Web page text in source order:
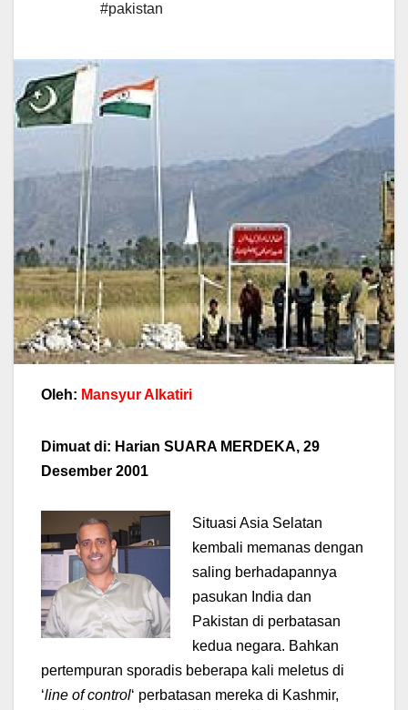
#pakistan
Oleh: Mansyur Alkatiri
Dimuat di: Harian SUARA MERDEKA, 29
Desember 2001
Situasi Asia Selatan
kembali memanas dengan
saling berhadapannya
pasukan India dan
Pakistan di perbatasan
kedua negara. Bahkan
pertempuran sporadis beberapa kali meletus di
‘line of control‘ perbatasan mereka di Kashmir,